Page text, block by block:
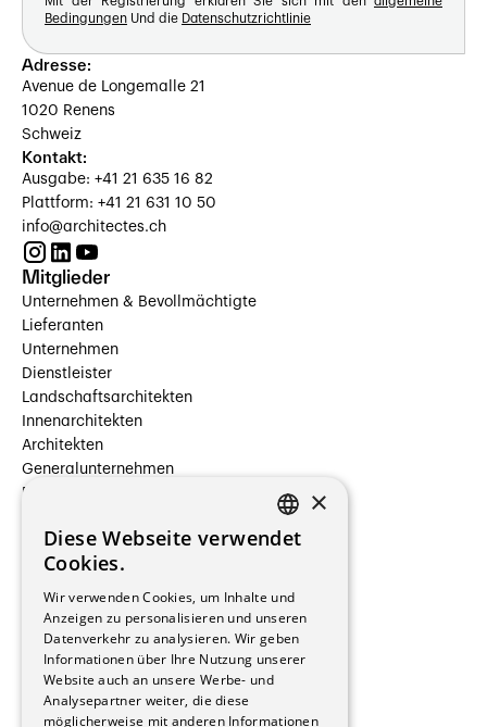
Bedingungen Und die Datenschutzrichtlinie
Adresse:
Avenue de Longemalle 21
1020 Renens
Schweiz
Kontakt:
Ausgabe: +41 21 635 16 82
Plattform: +41 21 631 10 50
info@architectes.ch
Mitglieder
Unternehmen & Bevollmächtigte
Lieferanten
Unternehmen
Dienstleister
Landschaftsarchitekten
Innenarchitekten
Architekten
Generalunternehmen
Beauftragte Unternehmen
Hersteller/Lieferanten
Bauherrschaften
Immobilienverwaltungsgesellschaften
Stockwerkeigentum
Reportagen
Wohnungen
Renovierungen
Innere Umbauten
FRENCH
×
Diese Webseite verwendet
Cookies.
Wir verwenden Cookies, um Inhalte und
Anzeigen zu personalisieren und unseren
Datenverkehr zu analysieren. Wir geben
Informationen über Ihre Nutzung unserer
Website auch an unsere Werbe- und
Analysepartner weiter, die diese
möglicherweise mit anderen Informationen